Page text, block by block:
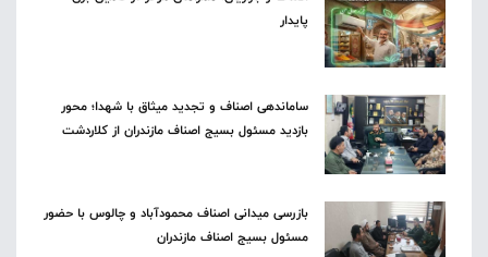
پایدار
ساماندهی اصناف و تجدید میثاق با شهدا؛ محور
بازدید مسئول بسیج اصناف مازندران از کلاردشت
بازرسی میدانی اصناف محمودآباد و چالوس با حضور
مسئول بسیج اصناف مازندران